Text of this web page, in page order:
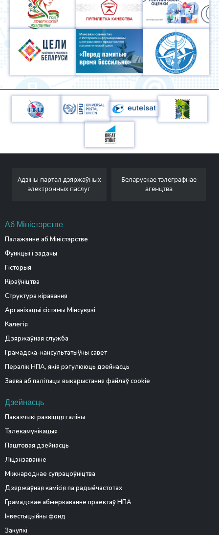
Адзіны партал дзяржаўных
электронных паслуг
Беларускае тэлеграфнае
агенцтва
Аб Міністэрстве
Палажэнне аб Міністэрстве
Функцыі і задачы
Гісторыя
Кіраўніцтва
Структура кіравання
Арганізацыі сістэмы Мінсувязі
Калегія
Дзяржаўная служба
Грамадска-кансультатыўны савет
Пералік НПА, якія рэгулююць дзейнасць
Заява аб палітыцы выкарыстання файлаў cookie
Дзейнасць
Паказчыкі развіцця галіны
Тэлекамунікацыя
Паштовая дзейнасць
Ліцэнзаванне
Міжнароднае супрацоўніцтва
Дзяржаўная камісія па радыёчастотах
Грамадскае абмеркаванне праектаў НПА
Інвестыцыйны фонд
Закупкі